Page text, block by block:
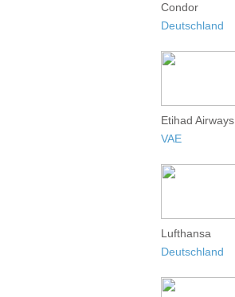
Condor
Deutschland
Etihad Airways
VAE
Lufthansa
Deutschland